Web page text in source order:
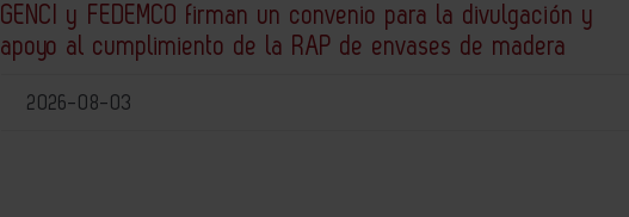
GENCI y FEDEMCO firman un convenio para la divulgación y
apoyo al cumplimiento de la RAP de envases de madera
2026-08-03